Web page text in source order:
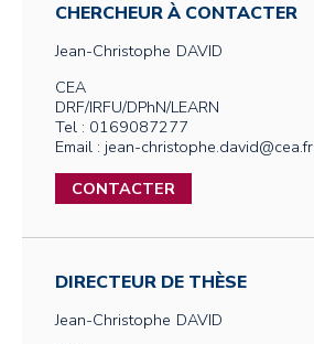
CHERCHEUR À CONTACTER
Jean-Christophe DAVID
CEA
DRF/IRFU/DPhN/LEARN
Tel : 0169087277
Email : jean-christophe.david@cea.fr
CONTACTER
DIRECTEUR DE THÈSE
Jean-Christophe DAVID